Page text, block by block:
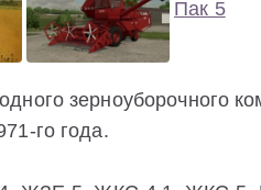
зерноуборочного
го года.